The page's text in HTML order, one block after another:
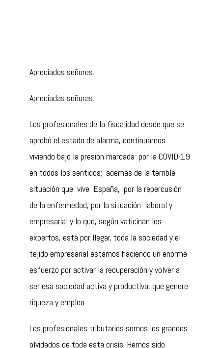
Apreciados señores:
Apreciadas señoras:
Los profesionales de la fiscalidad desde que se
aprobó el estado de alarma, continuamos
viviendo bajo la presión marcada por la COVID-19
en todos los sentidos; además de la terrible
situación que vive España, por la repercusión
de la enfermedad, por la situación laboral y
empresarial y lo que, según vaticinan los
expertos, está por llegar, toda la sociedad y el
tejido empresarial estamos haciendo un enorme
esfuerzo por activar la recuperación y volver a
ser esa sociedad activa y productiva, que genere
riqueza y empleo
Los profesionales tributarios somos los grandes
olvidados de toda esta crisis. Hemos sido